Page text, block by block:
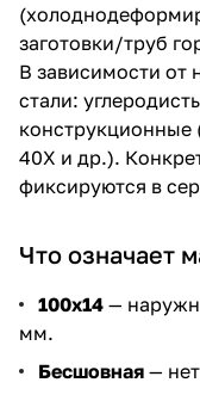
заготовки/труб
В зависимости от
стали:
конструкционные
40Х и др.).
фиксируются в
Что означает
100х14 —
мм.
Бесшовная —